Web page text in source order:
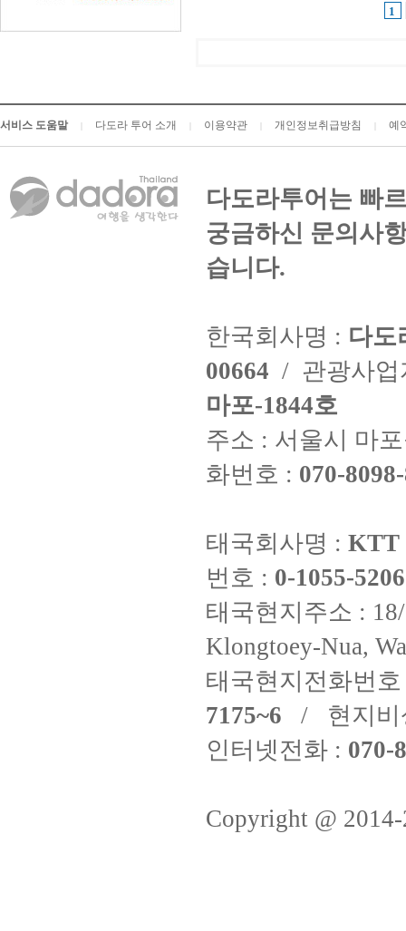
1
서비스 도움말 다도라 투어 소개 이용약관 개인정보취급방침 예
다도라투어는 빠
궁금하신 문의사
습니다.
한국회사명 : 다도
00664 / 관광사
마포-1844호
주소 : 서울시 마
화번호 : 070-
태국회사명 : KTT
번호 : 0-1055-
태국현지주소 :
Klongtoey-Nua,
태국현지전화번
7175~6 / 현지비
인터넷전화 : 070-
Copyright @